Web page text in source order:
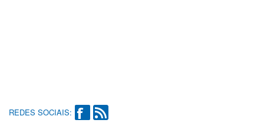
REDES SOCIAIS: